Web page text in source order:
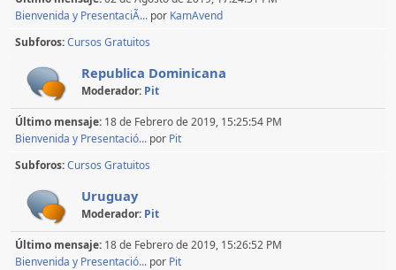
Bienvenida y PresentaciÃ... por KamAvend
Subforos Cursos Gratuitos
Republica Dominicana
Moderador: Pit
Último mensaje: 18 de Febrero de 2019, 15:25:54 PM
Bienvenida y Presentació... por Pit
Subforos Cursos Gratuitos
Uruguay
Moderador: Pit
Último mensaje: 18 de Febrero de 2019, 15:26:52 PM
Bienvenida y Presentació... por Pit